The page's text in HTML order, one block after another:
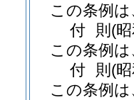
この条例
付 則 (
この条例
付 則 (
この条例